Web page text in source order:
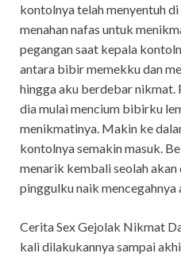
kontolnya telah menyentuh
menahan nafas untuk
pegangan saat kepala
antara bibir memekku dan
hingga aku berdebar nikmat.
dia mulai mencium bibirku
menikmatinya. Makin ke
kontolnya semakin masuk.
menarik kembali seolah
pinggulku naik mencegahnya
Cerita Sex Gejolak Nikmat
kali dilakukannya sampai